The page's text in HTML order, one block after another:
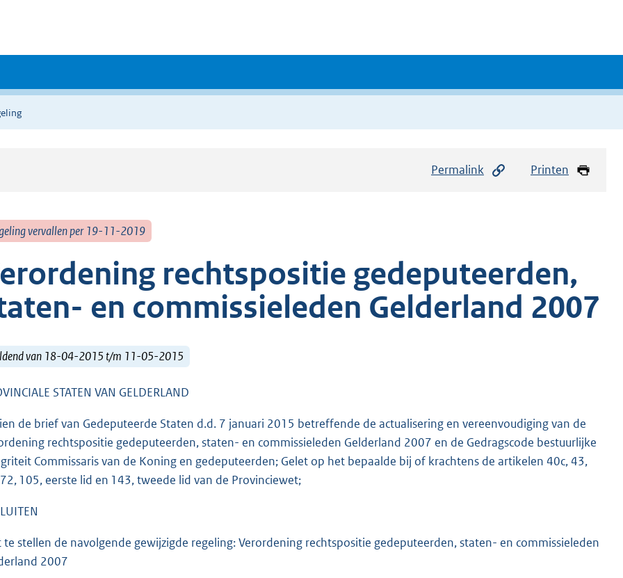
Permalink Printen
vervallen per 19-11-2019
rechtspositie gedeputeerden,
en commissieleden Gelderland 2007
van 18-04-2015 t/m 11-05-2015
STATEN VAN GELDERLAND
de brief van Gedeputeerde Staten d.d. 7 januari 2015 betreffende de actualisering en vereenvoudiging van de
rechtspositie gedeputeerden, staten- en commissieleden Gelderland 2007 en de Gedragscode bestuurlijke
Commissaris van de Koning en gedeputeerden; Gelet op het bepaalde bij of krachtens de artikelen 40c, 43,
105, eerste lid en 143, tweede lid van de Provinciewet;
te stellen de navolgende gewijzigde regeling: Verordening rechtspositie gedeputeerden, staten- en commissieleden
2007